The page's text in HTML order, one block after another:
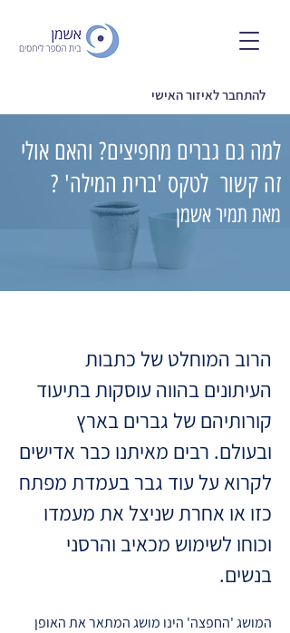
להתחבר לאיזור האישי
למה גם גברים מחפיצים? והאם אולי
זה קשור לטקס 'ברית המילה' ?
מאת תמיר אשמן
הרוב המוחלט של כתבות
העיתונים בהווה עוסקות בתיעוד
קורותיהם של גברים בארץ
ובעולם. רבים מאיתנו כבר אדישים
לקרוא על עוד גבר בעמדת מפתח
כזו או אחרת שניצל את מעמדו
וכוחו לשימוש מכאיב והרסני
בנשים.
המושג 'החפצה' הינו מושג המתאר את האופן